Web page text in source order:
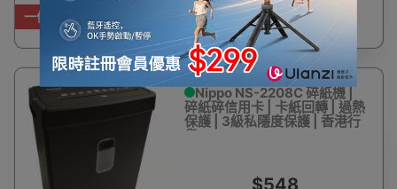
一件免運費
Nippo NS-2208C 碎紙機 |
碎紙碎信用卡 | 卡紙回轉 | 過熱
保護 | 3級私隱度保護 | 香港行
貨